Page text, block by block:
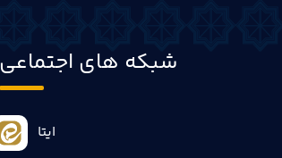
شبکه های اجتماعی
ایتا